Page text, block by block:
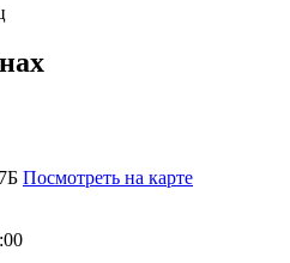
Посмотреть на карте